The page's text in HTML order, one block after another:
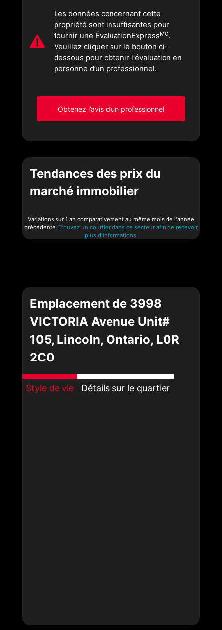
Les données concernant cette
propriété sont insuffisantes pour
fournir une ÉvaluationExpressMC.
Veuillez cliquer sur le bouton ci-
dessous pour obtenir l'évaluation en
personne d’un professionnel.
Obtenez l’avis d’un professionnel
Tendances des prix du
marché immobilier
Variations sur 1 an comparativement au même mois de l'année
précédente. Trouvez un courtier dans ce secteur afin de recevoir
plus d'informations.
Emplacement de 3998
VICTORIA Avenue Unit#
105, Lincoln, Ontario, L0R
2C0
Style de vie Détails sur le quartier